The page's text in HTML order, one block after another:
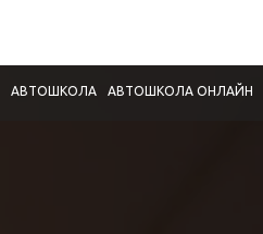
АВТОШКОЛА АВТОШКОЛА ОНЛАЙН